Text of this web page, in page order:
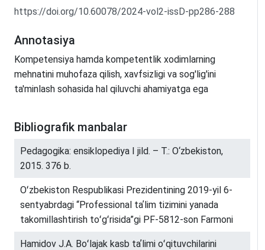
https://doi.org/10.60078/2024-vol2-issD-pp286-288
Annotasiya
Kompetensiya hamda kompetentlik xodimlarning
mehnatini muhofaza qilish, xavfsizligi va sog'lig'ini
ta'minlash sohasida hal qiluvchi ahamiyatga ega
Bibliografik manbalar
Pedagogika: ensiklopediya I jild. – T.: O‘zbekiston,
2015. 376 b.
Oʻzbekiston Respublikasi Prezidentining 2019-yil 6-
sentyabrdagi “Professional taʼlim tizimini yanada
takomillashtirish toʻgʻrisida”gi PF-5812-son Farmoni
Hamidov J.A. Boʻlajak kasb taʼlimi oʻqituvchilarini